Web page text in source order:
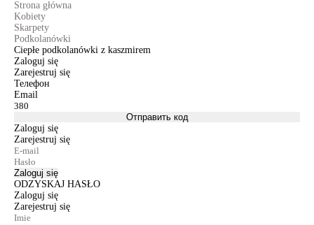
Strona główna
Kobiety
Skarpety
Podkolanówki
Ciepłe podkolanówki z kaszmirem
Zaloguj się
Zarejestruj się
Телефон
Email
Отправить код
Zaloguj się
Zarejestruj się
Zaloguj się
ODZYSKAJ HASŁO
Zaloguj się
Zarejestruj się